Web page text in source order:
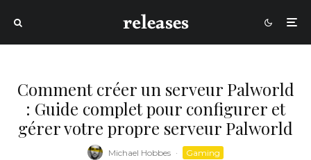
Comment créer un serveur Palworld
: Guide complet pour configurer et
gérer votre propre serveur Palworld
Michael Hobbes · Gaming